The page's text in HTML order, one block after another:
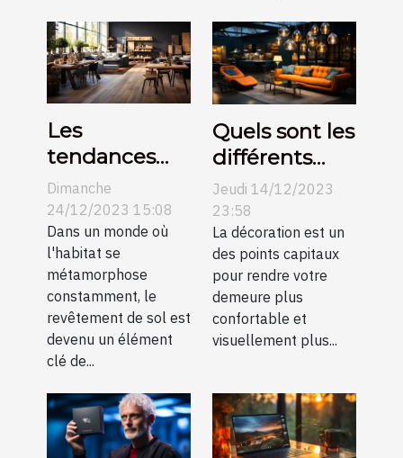
Les
tendances
actuelles
dans le
revêtement
de sol et
comment
elles
transforment
l'esthétique
des
habitations
modernes
Dimanche
24/12/2023 15:08
Dans un monde où
l'habitat se
métamorphose
constamment, le
revêtement de sol est
devenu un élément
clé de...
Quels sont les
différents
types de
suspension et
idées pour
améliorer la
décoration de
votre
intérieur ?
Jeudi 14/12/2023
23:58
La décoration est un
des points capitaux
pour rendre votre
demeure plus
confortable et
visuellement plus...